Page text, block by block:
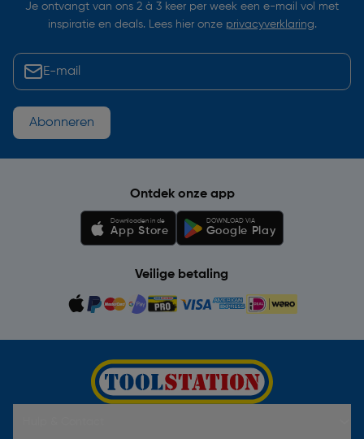
Je ontvangt van ons 2 à 3 keer per week een e-mail vol met
inspiratie en deals. Lees hier onze privacyverklaring.
Abonneren
Ontdek onze app
Downloaden in de
App Store
DOWNLOAD VIA
Google Play
Veilige betaling